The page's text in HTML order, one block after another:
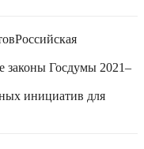
Российская
законы Госдумы 2021–
инициатив для